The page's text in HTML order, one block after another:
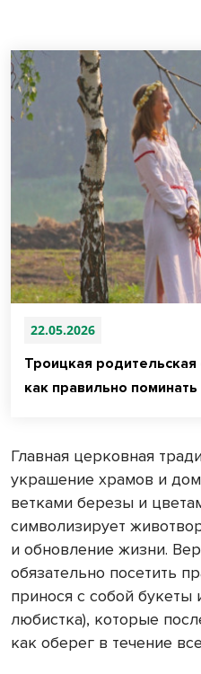
22.05.2026
Троицкая
как правильно
Главная церковная
украшение храмов и
ветками березы и
символизирует
и обновление жизни.
обязательно посетить
принося с собой букеты
любистка), которые
как оберег в течение